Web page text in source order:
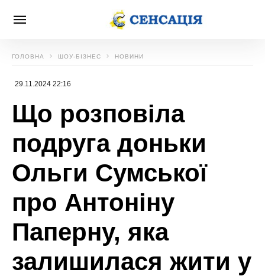
ГОЛОВНА ШОУ-БІЗНЕС НОВИНИ
29.11.2024 22:16
Що розповіла
подруга доньки
Ольги Сумської
про Антоніну
Паперну, яка
залишилася жити у